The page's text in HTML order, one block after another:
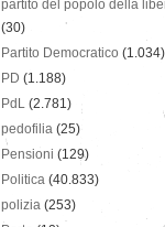
partito del popolo della
(30)
Partito Democratico (1.034)
PD (1.188)
PdL (2.781)
pedofilia (25)
Pensioni (129)
Politica (40.833)
polizia (253)